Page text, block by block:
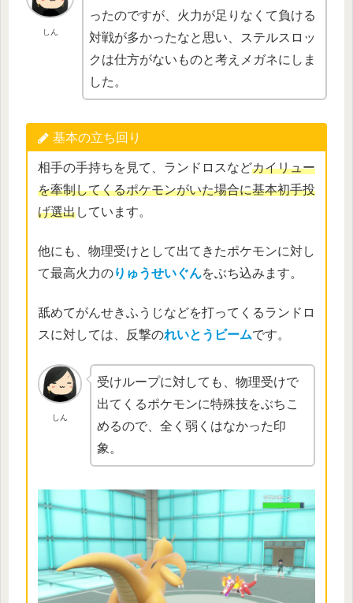
しん
ったのですが、火力が足りなくて負ける
対戦が多かったなと思い、ステルスロッ
クは仕方がないものと考えメガネにしま
した。
基本の立ち回り
相手の手持ちを見て、ランドロスなどカイリュー
を牽制してくるポケモンがいた場合に基本初手投
げ選出しています。
他にも、物理受けとして出てきたポケモンに対し
て最高火力のりゅうせいぐんをぶち込みます。
舐めてがんせきふうじなどを打ってくるランドロ
スに対しては、反撃のれいとうビームです。
しん
受けループに対しても、物理受けで
出てくるポケモンに特殊技をぶちこ
めるので、全く弱くはなかった印
象。